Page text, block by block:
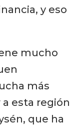
y eso
mucho
más
esta región
que ha